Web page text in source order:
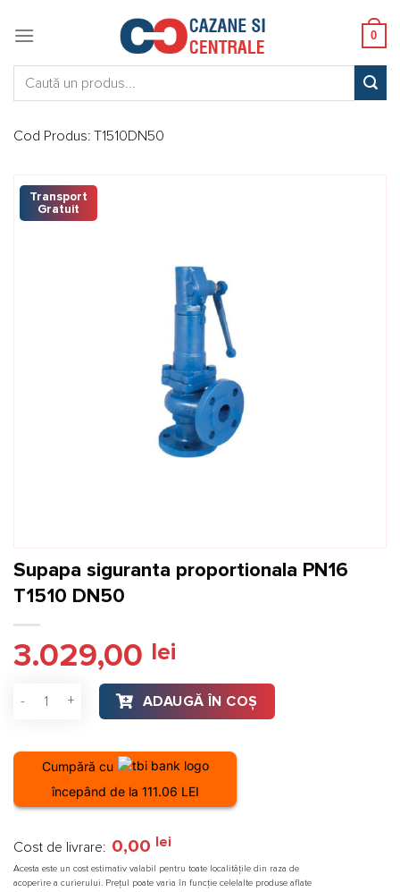
0
Cod Produs: T1510DN50
Transport
Gratuit
Supapa siguranta proportionala PN16
T1510 DN50
3.029,00 lei
Cantitate Supapa siguranta proportionala PN16 T1510 DN50
ADAUGĂ ÎN COȘ
Cumpără cu
începând de la 111.06 LEI
Cost de livrare: 0,00 lei
Acesta este un cost estimativ valabil pentru toate localitățile din raza de
acoperire a curierului. Prețul poate varia în funcție celelalte produse aflate